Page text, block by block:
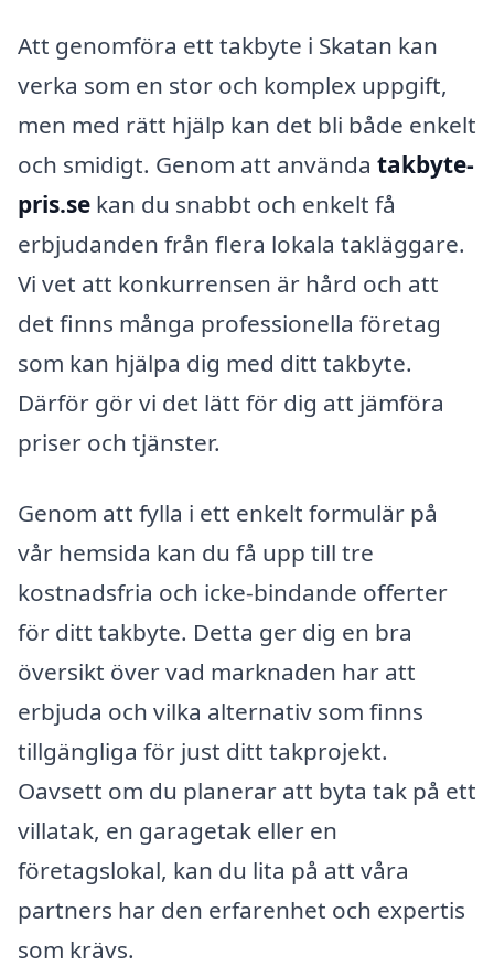
Att genomföra ett takbyte i Skatan kan
verka som en stor och komplex uppgift,
men med rätt hjälp kan det bli både enkelt
och smidigt. Genom att använda takbyte-
pris.se kan du snabbt och enkelt få
erbjudanden från flera lokala takläggare.
Vi vet att konkurrensen är hård och att
det finns många professionella företag
som kan hjälpa dig med ditt takbyte.
Därför gör vi det lätt för dig att jämföra
priser och tjänster.
Genom att fylla i ett enkelt formulär på
vår hemsida kan du få upp till tre
kostnadsfria och icke-bindande offerter
för ditt takbyte. Detta ger dig en bra
översikt över vad marknaden har att
erbjuda och vilka alternativ som finns
tillgängliga för just ditt takprojekt.
Oavsett om du planerar att byta tak på ett
villatak, en garagetak eller en
företagslokal, kan du lita på att våra
partners har den erfarenhet och expertis
som krävs.